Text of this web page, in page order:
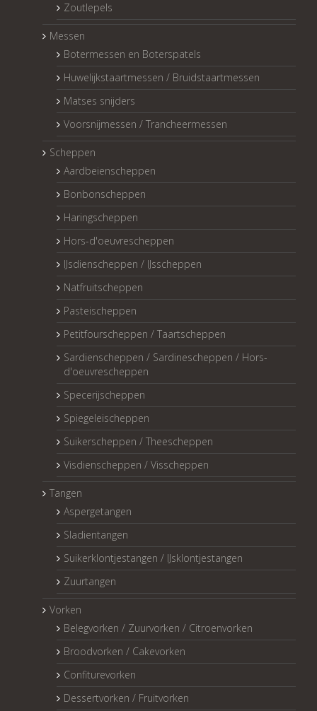
Zoutlepels
Messen
Botermessen en Boterspatels
Huwelijkstaartmessen / Bruidstaartmessen
Matses snijders
Voorsnijmessen / Trancheermessen
Scheppen
Aardbeienscheppen
Bonbonscheppen
Haringscheppen
Hors-d'oeuvrescheppen
IJsdienscheppen / IJsscheppen
Natfruitscheppen
Pasteischeppen
Petitfourscheppen / Taartscheppen
Sardienscheppen / Sardinescheppen / Hors-
d'oeuvrescheppen
Specerijscheppen
Spiegeleischeppen
Suikerscheppen / Theescheppen
Visdienscheppen / Visscheppen
Tangen
Aspergetangen
Sladientangen
Suikerklontjestangen / IJsklontjestangen
Zuurtangen
Vorken
Belegvorken / Zuurvorken / Citroenvorken
Broodvorken / Cakevorken
Confiturevorken
Dessertvorken / Fruitvorken